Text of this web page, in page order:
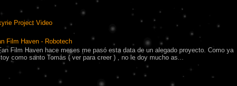
Project Video
Film Haven - Robotech
Film Haven hace meses me pasó esta data de un alegado proyecto. Como ya
como santo Tomás ( ver para creer ) , no le doy mucho as...